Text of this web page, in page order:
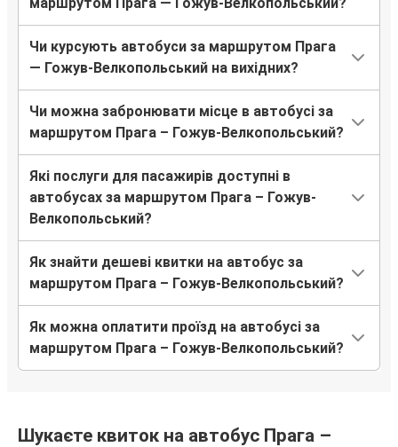
Чи курсують автобуси за маршрутом Прага
— Гожув-Велкопольський на вихідних?
Чи можна забронювати місце в автобусі за
маршрутом Прага – Гожув-Велкопольський?
Які послуги для пасажирів доступні в
автобусах за маршрутом Прага – Гожув-
Велкопольський?
Як знайти дешеві квитки на автобус за
маршрутом Прага – Гожув-Велкопольський?
Як можна оплатити проїзд на автобусі за
маршрутом Прага – Гожув-Велкопольський?
Шукаєте квиток на автобус Прага –